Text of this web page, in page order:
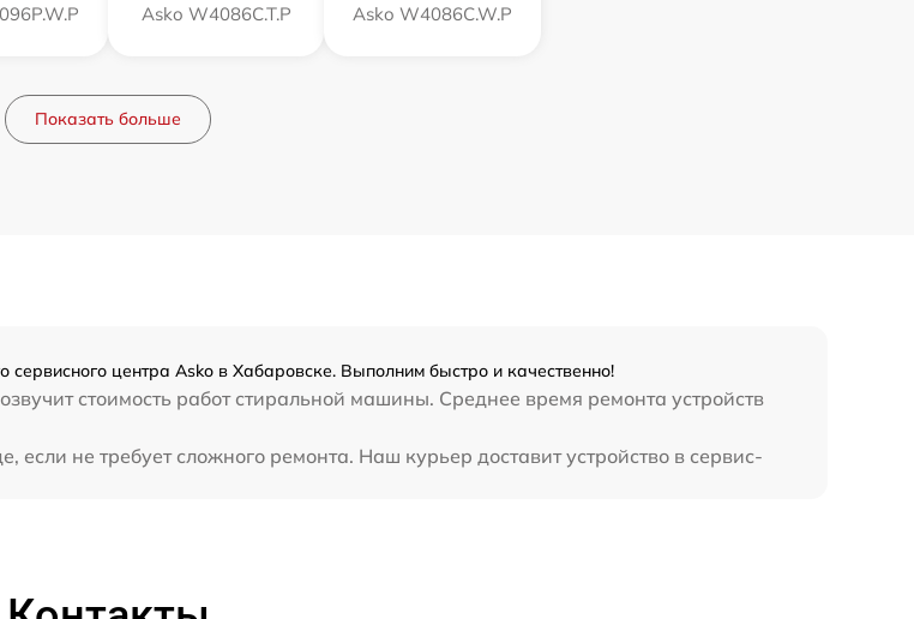
Asko W4086C.T.P Asko W4086C.W.P
Показать больше
центра Asko в Хабаровске. Выполним быстро и качественно!
стоимость работ стиральной машины. Среднее время ремонта устройств
не требует сложного ремонта. Наш курьер доставит устройство в сервис-